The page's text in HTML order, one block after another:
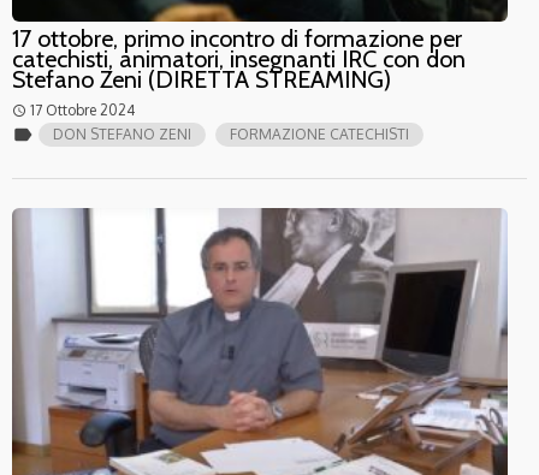
17 ottobre, primo incontro di formazione per
catechisti, animatori, insegnanti IRC con don
Stefano Zeni (DIRETTA STREAMING)
access_time 17 Ottobre 2024
label DON STEFANO ZENI FORMAZIONE CATECHISTI